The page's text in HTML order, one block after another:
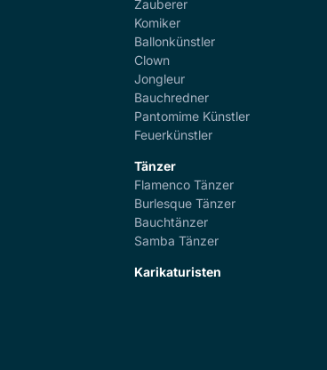
Zauberer
Komiker
Ballonkünstler
Clown
Jongleur
Bauchredner
Pantomime Künstler
Feuerkünstler
Tänzer
Flamenco Tänzer
Burlesque Tänzer
Bauchtänzer
Samba Tänzer
Karikaturisten